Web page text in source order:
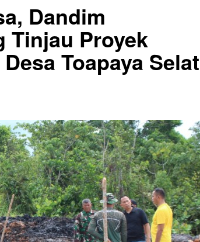
Dandim
Tinjau Proyek
Toapaya